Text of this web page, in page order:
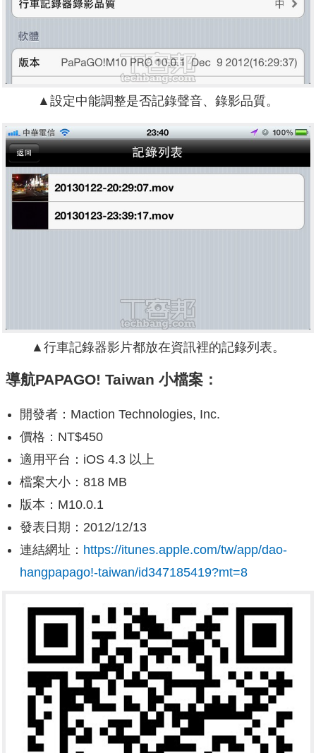
▲設定中能調整是否記錄聲音、錄影品質。
▲行車記錄器影片都放在資訊裡的記錄列表。
導航PAPAGO! Taiwan 小檔案：
開發者：Maction Technologies, Inc.
價格：NT$450
適用平台：iOS 4.3 以上
檔案大小：818 MB
版本：M10.0.1
發表日期：2012/12/13
連結網址： https://itunes.apple.com/tw/app/dao-
hangpapago!-taiwan/id347185419?mt=8